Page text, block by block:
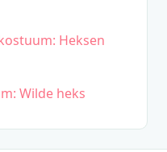
Heksen
Wilde heks